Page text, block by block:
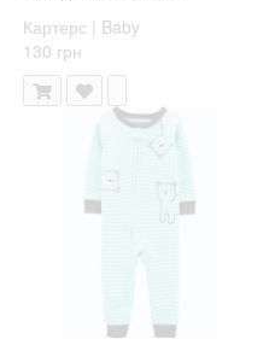
Картерс | Baby
130 грн